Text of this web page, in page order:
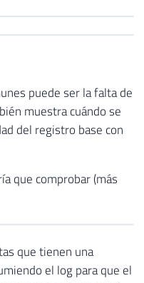
puede ser la falta de
muestra cuándo se
del registro base con
que comprobar (más
que tienen una
el log para que el